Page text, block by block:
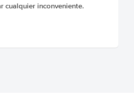
cualquier inconveniente.